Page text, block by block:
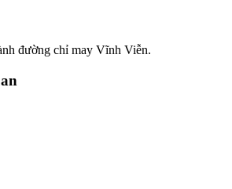
đường chỉ may Vĩnh Viễn.